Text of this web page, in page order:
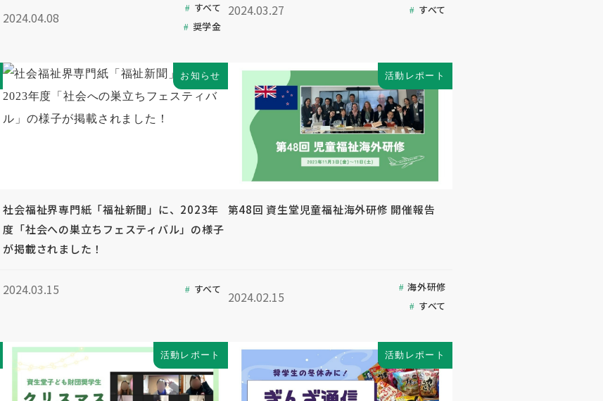
2024.04.08
すべて
奨学金
2024.03.27 すべて
お知らせ
社会福祉界専門紙「福祉新聞」に、2023年
度「社会への巣立ちフェスティバル」の様子
が掲載されました！
2024.03.15 すべて
活動レポート
第48回 資生堂児童福祉海外研修 開催報告
2024.02.15
海外研修
すべて
活動レポート 活動レポート